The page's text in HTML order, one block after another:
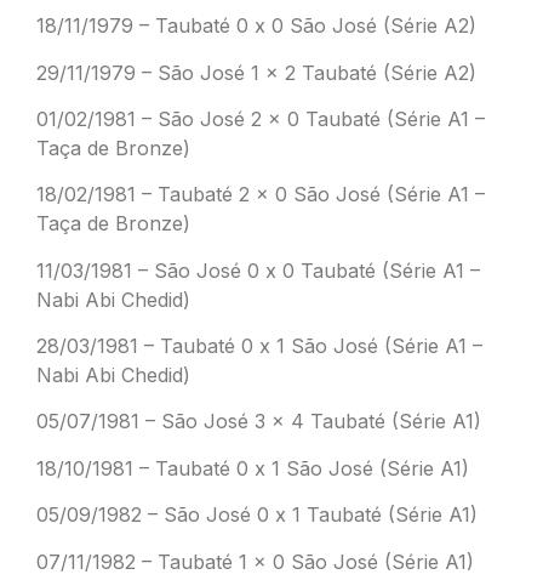
18/11/1979 – Taubaté 0 x 0 São José (Série A2)
29/11/1979 – São José 1 x 2 Taubaté (Série A2)
01/02/1981 – São José 2 x 0 Taubaté (Série A1 –
Taça de Bronze)
18/02/1981 – Taubaté 2 x 0 São José (Série A1 –
Taça de Bronze)
11/03/1981 – São José 0 x 0 Taubaté (Série A1 –
Nabi Abi Chedid)
28/03/1981 – Taubaté 0 x 1 São José (Série A1 –
Nabi Abi Chedid)
05/07/1981 – São José 3 x 4 Taubaté (Série A1)
18/10/1981 – Taubaté 0 x 1 São José (Série A1)
05/09/1982 – São José 0 x 1 Taubaté (Série A1)
07/11/1982 – Taubaté 1 x 0 São José (Série A1)